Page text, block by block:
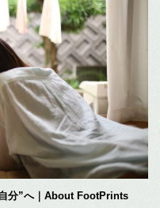
分”へ｜About FootPrints